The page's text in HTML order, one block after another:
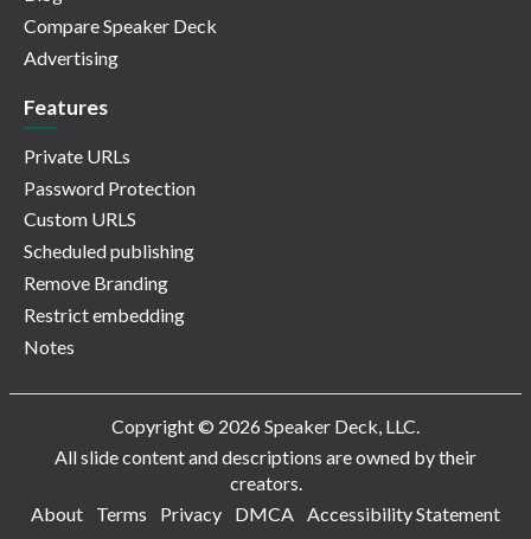
Compare Speaker Deck
Advertising
Features
Private URLs
Password Protection
Custom URLS
Scheduled publishing
Remove Branding
Restrict embedding
Notes
Copyright © 2026 Speaker Deck, LLC.
All slide content and descriptions are owned by their
creators.
About
Terms Privacy DMCA Accessibility Statement